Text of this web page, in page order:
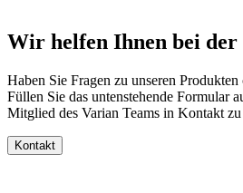
Wir helfen Ihnen bei der
Haben Sie Fragen zu unseren
Füllen Sie das untenstehende Formular
Mitglied des Varian Teams in Kontakt zu
Kontakt